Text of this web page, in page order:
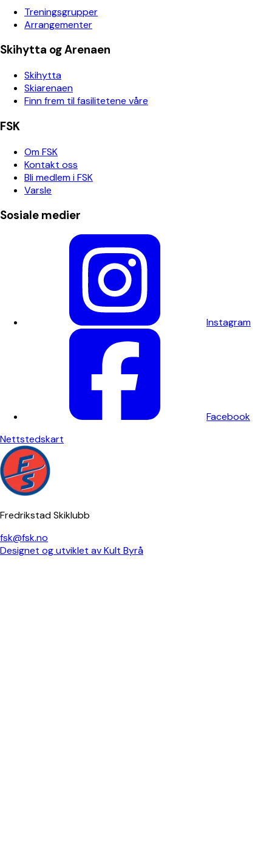
Treningsgrupper
Arrangementer
Skihytta og Arenaen
Skihytta
Skiarenaen
Finn frem til fasilitetene våre
FSK
Om FSK
Kontakt oss
Bli medlem i FSK
Varsle
Sosiale medier
Instagram
Facebook
Nettstedskart
Fredrikstad Skiklubb
fsk@fsk.no
Designet og utviklet av Kult Byrå